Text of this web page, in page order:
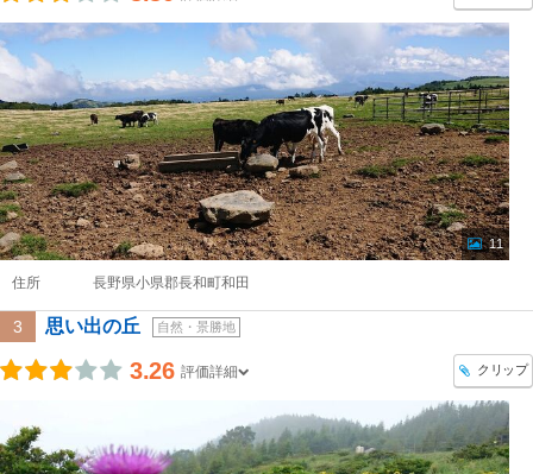
11
住所 長野県小県郡長和町和田
3 思い出の丘 自然・景勝地
3.26 評価詳細 クリップ